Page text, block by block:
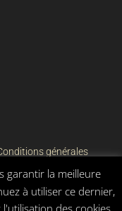
générales
garantir la meilleure
à utiliser ce dernier,
des cookies.